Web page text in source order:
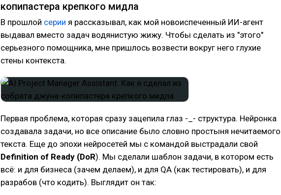
копипастера крепкого мидла
В прошлой серии я рассказывал, как мой новоиспеченный ИИ-агент
выдавал вместо задач водянистую жижу. Чтобы сделать из "этого"
серьезного помощника, мне пришлось возвести вокруг него глухие
стены контекста.
Первая проблема, которая сразу зацепила глаз -_- структура. Нейронка
создавала задачи, но все описание было словно простыня нечитаемого
текста. Еще до эпохи нейросетей мы с командой выстрадали свой
Definition of Ready (DoR). Мы сделали шаблон задачи, в котором есть
всё: и для бизнеса (зачем делаем), и для QA (как тестировать), и для
разрабов (что кодить). Выглядит он так: